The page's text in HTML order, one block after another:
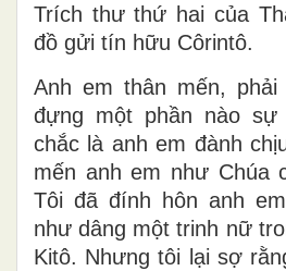
Trích thư thứ hai của
đồ gửi tín hữu Côrintô.
Anh em thân mến,
đựng một phần nào
chắc là anh em đành
mến anh em như Chúa
Tôi đã đính hôn anh
như dâng một trinh nữ
Kitô. Nhưng tôi lại sợ